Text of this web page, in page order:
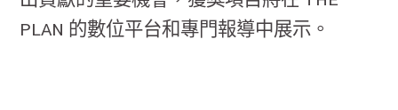
PLAN 的數位平台和專門報導中展示。